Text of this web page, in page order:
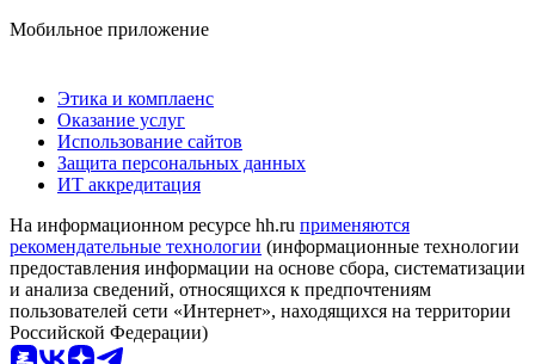
Мобильное приложение
Этика и комплаенс
Оказание услуг
Использование сайтов
Защита персональных данных
ИТ аккредитация
На информационном ресурсе hh.ru применяются
рекомендательные технологии (информационные технологии
предоставления информации на основе сбора, систематизации
и анализа сведений, относящихся к предпочтениям
пользователей сети «Интернет», находящихся на территории
Российской Федерации)